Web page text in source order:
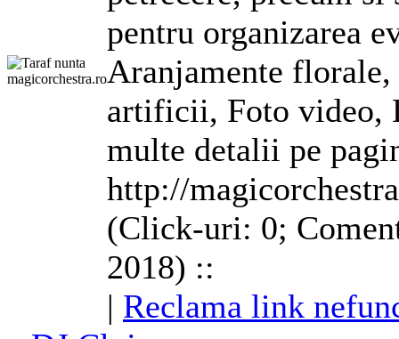
pentru organizarea
Aranjamente
artificii, Foto video,
multe detalii pe
http://
(Click-uri: 0;
2018) ::
| Reclama link